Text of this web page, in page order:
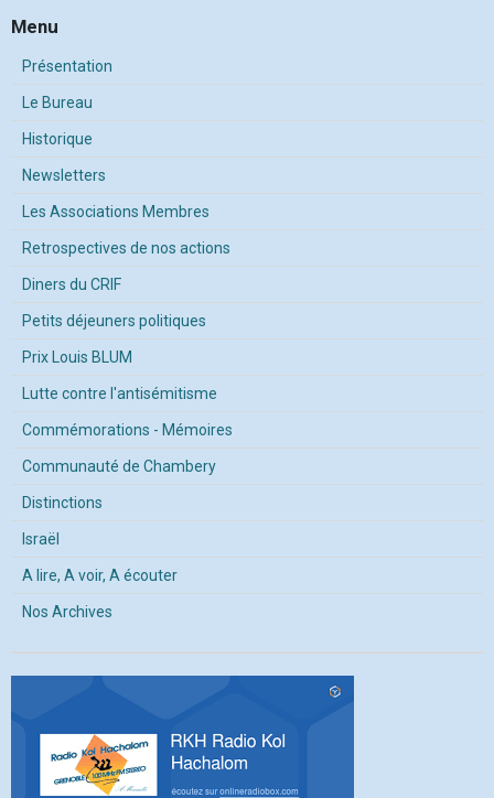
Menu
Présentation
Le Bureau
Historique
Newsletters
Les Associations Membres
Retrospectives de nos actions
Diners du CRIF
Petits déjeuners politiques
Prix Louis BLUM
Lutte contre l'antisémitisme
Commémorations - Mémoires
Communauté de Chambery
Distinctions
Israël
A lire, A voir, A écouter
Nos Archives